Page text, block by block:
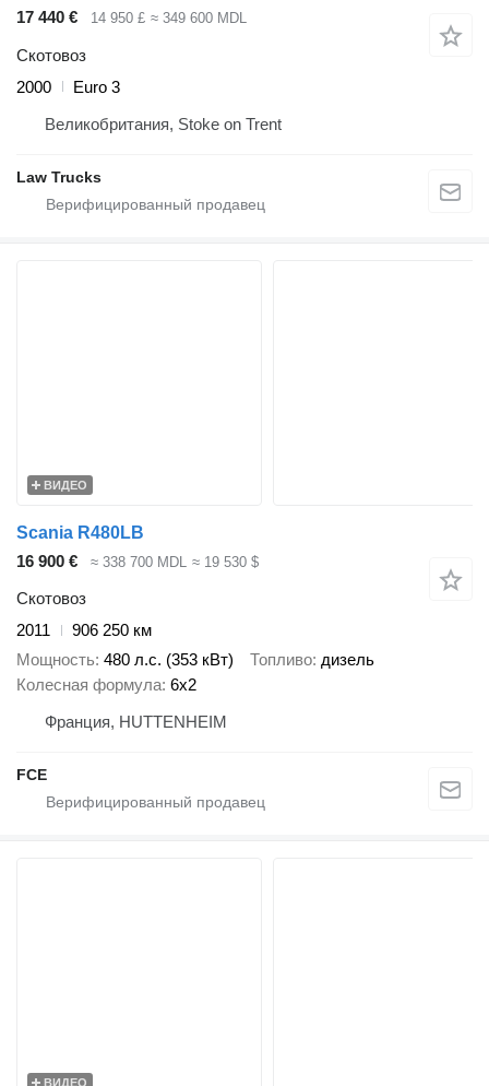
17 440 €
14 950 £ ≈ 349 600 MDL
Скотовоз
2000
Euro 3
Великобритания, Stoke on Trent
Law Trucks
ВИДЕО
Scania R480LB
16 900 €
≈ 338 700 MDL ≈ 19 530 $
Скотовоз
2011
906 250 км
Мощность 480 л.с. (353 кВт) Топливо дизель
Колесная формула 6x2
Франция, HUTTENHEIM
FCE
ВИДЕО